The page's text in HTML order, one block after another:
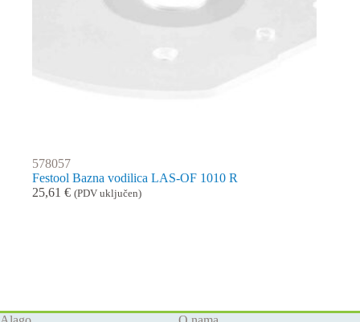
578057
Festool Bazna vodilica LAS-OF 1010 R
25,61 € (PDV uključen)